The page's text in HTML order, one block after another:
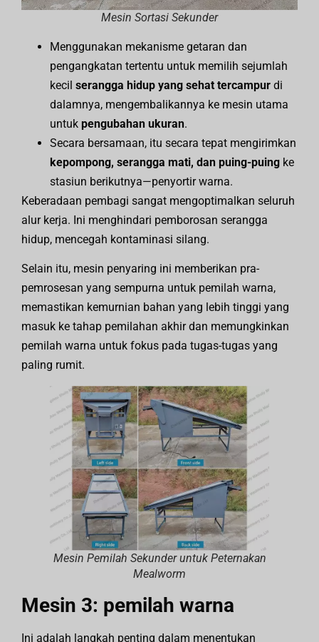
Mesin Sortasi Sekunder
Menggunakan mekanisme getaran dan
pengangkatan tertentu untuk memilih sejumlah
kecil serangga hidup yang sehat tercampur di
dalamnya, mengembalikannya ke mesin utama
untuk pengubahan ukuran.
Secara bersamaan, itu secara tepat mengirimkan
kepompong, serangga mati, dan puing-puing ke
stasiun berikutnya—penyortir warna.
Keberadaan pembagi sangat mengoptimalkan seluruh
alur kerja. Ini menghindari pemborosan serangga
hidup, mencegah kontaminasi silang.
Selain itu, mesin penyaring ini memberikan pra-
pemrosesan yang sempurna untuk pemilah warna,
memastikan kemurnian bahan yang lebih tinggi yang
masuk ke tahap pemilahan akhir dan memungkinkan
pemilah warna untuk fokus pada tugas-tugas yang
paling rumit.
Mesin Pemilah Sekunder untuk Peternakan
Mealworm
Mesin 3: pemilah warna
Ini adalah langkah penting dalam menentukan